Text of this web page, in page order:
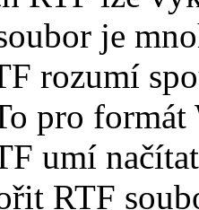
je
rozumí
pro formát
umí
RTF